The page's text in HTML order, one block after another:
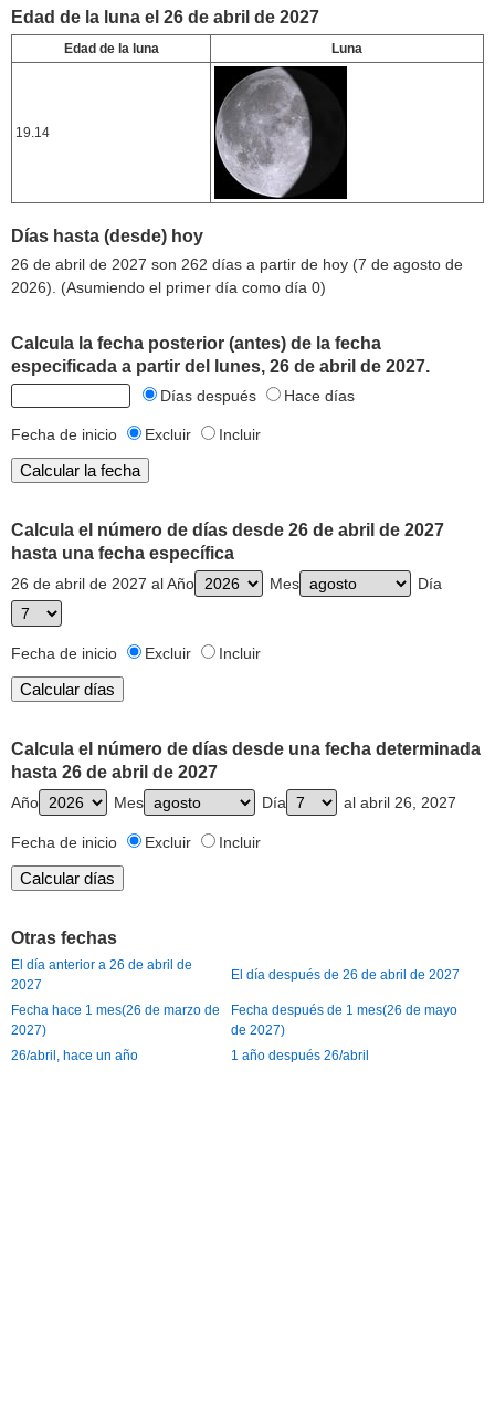
Edad de la luna el 26 de abril de 2027
Edad de la luna Luna
19.14
Días hasta (desde) hoy
26 de abril de 2027 son 262 días a partir de hoy (7 de agosto de
2026). (Asumiendo el primer día como día 0)
Calcula la fecha posterior (antes) de la fecha
especificada a partir del lunes, 26 de abril de 2027.
Días después Hace días
Fecha de inicio Excluir Incluir
Calcula el número de días desde 26 de abril de 2027
hasta una fecha específica
26 de abril de 2027 al Año Mes Día
Fecha de inicio Excluir Incluir
Calcula el número de días desde una fecha determinada
hasta 26 de abril de 2027
Año Mes Día al abril 26, 2027
Fecha de inicio Excluir Incluir
Otras fechas
El día anterior a 26 de abril de
2027
El día después de 26 de abril de 2027
Fecha hace 1 mes(26 de marzo de
2027)
Fecha después de 1 mes(26 de mayo
de 2027)
26/abril, hace un año
1 año después 26/abril